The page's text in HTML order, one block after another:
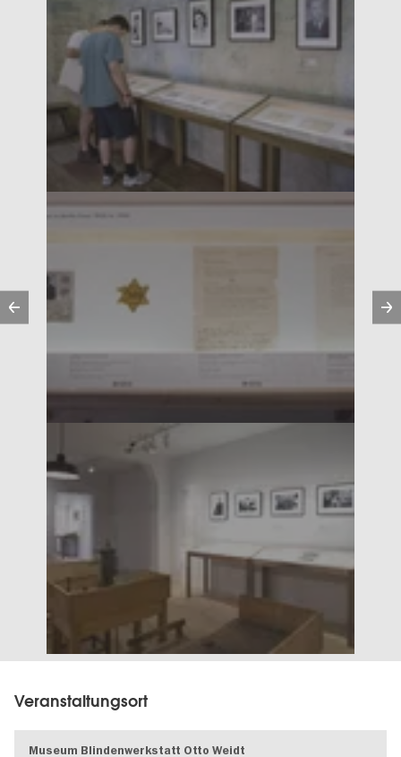
Vorherige
Veranstaltungsort
Museum Blindenwerkstatt Otto Weidt